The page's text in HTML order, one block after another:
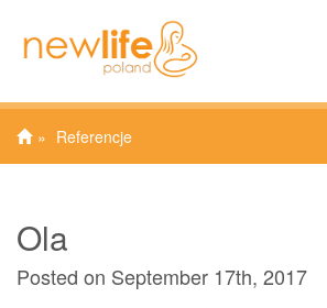
Referencje
Ola
Posted on September 17th, 2017